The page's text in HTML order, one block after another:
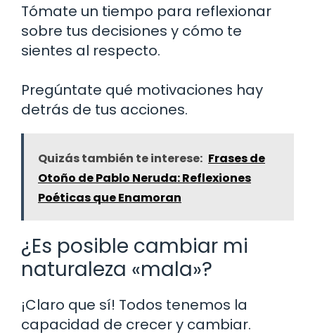
Tómate un tiempo para reflexionar
sobre tus decisiones y cómo te
sientes al respecto.
Pregúntate qué motivaciones hay
detrás de tus acciones.
Quizás también te interese: Frases de
Otoño de Pablo Neruda: Reflexiones
Poéticas que Enamoran
¿Es posible cambiar mi
naturaleza «mala»?
¡Claro que sí! Todos tenemos la
capacidad de crecer y cambiar.